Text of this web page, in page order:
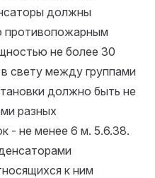
должны
противопожарным
не более 30
свету между группами
должно быть не
разных
- не менее 6 м. 5.6.38.
к ним